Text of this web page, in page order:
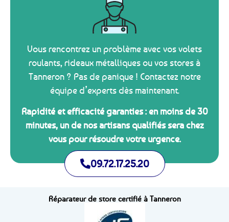
Vous rencontrez un problème avec vos volets
roulants, rideaux métalliques ou vos stores à
Tanneron ? Pas de panique ! Contactez notre
équipe d’experts dès maintenant.
Rapidité et efficacité garanties : en moins de 30
minutes, un de nos artisans qualifiés sera chez
vous pour résoudre votre urgence.
09.72.17.25.20
Réparateur de store certifié à Tanneron